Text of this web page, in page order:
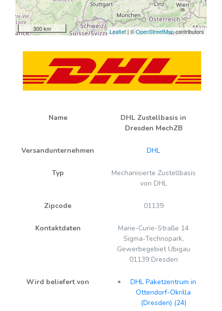
300 km Leaflet | ©OpenStreetMapcontributors
Name
DHL Zustellbasis in
Dresden MechZB
Versandunternehmen DHL
Typ
Mechanisierte Zustellbasis
von DHL
Zipcode 01139
Kontaktdaten
Marie-Curie-Straße 14
Sigma-Technopark,
Gewerbegebiet Übigau
01139 Dresden
Wird beliefert von
DHL Paketzentrum in
Ottendorf-Okrilla
(Dresden) (24)